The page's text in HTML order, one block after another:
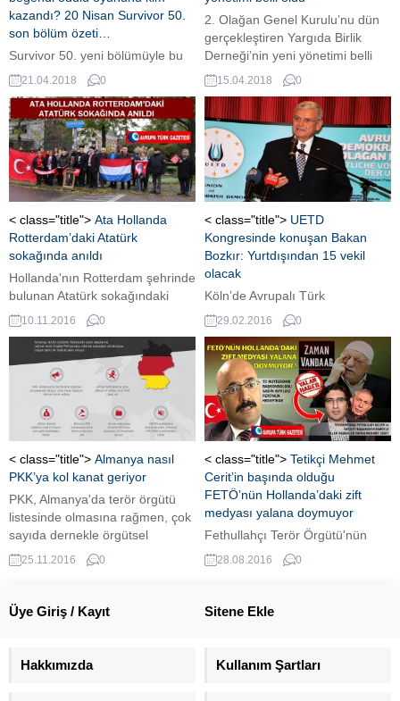
kazandı? 20 Nisan Survivor 50.
son bölüm özeti…
Survivor 50. yeni bölümüyle bu
akşam ekrana geldi. Gün
geçtikçe heyecanı daha da artan
Survivor’da yemek ödülü oyunu
oynandı. Yemek ödülü ise
hünkar beğendi. Peki, Survivor
ödül oyununu kim kazandı? İşte
20 Nisan Survivor 50. son bölüm
özeti… Survivor’da heyecan hız
kesmeden devam ediyor. Dünkü
bölümde yemek ödülünü
Ünlüler,...
21.04.2018 0
2. Olağan Genel Kurulu’nu dün
gerçekleştiren Yargıda Birlik
Derneği’nin yeni yönetimi belli
oldu 2. Olağan Genel Kurulu’nu
dün gerçekleştiren Yargıda Birlik
Derneği’nin yeni yönetimi belli
oldu. Derneğin birinci dönem
Başkanlığına Yargıtay Savcısı
Birol Kırmaz seçilirken, Adalet
Bakanlığı Müsteşar Yardımcısı
Musa Heybet ikinci dönem,
Antalya Bölge Adliye Mahkemesi
Başkanı Ali...
15.04.2018 0
< class="title"> Ata Hollanda
Rotterdam’daki Atatürk
sokağında anıldı
Hollanda'nın Rotterdam şehrinde
bulunan Atatürk sokağındaki
anmaya vatandaşlar katıldı.
10.11.2016 0
< class="title"> UETD
Kongresinde konuşan Bakan
Bozkır: Yurtdışından 15 vekil
olacak
Köln’de Avrupalı Türk
Demokratlar Birliği UETD’nin 5.
Olağan Kongre'sine katılan
Bakan Bozkır, yurt dışı seçim
bölgesinin oluşturulacağını ve
yurt dışından 15 milletvekilinin
Türkiye’ye gönderileceğini
belirtti.
29.02.2016 0
< class="title"> Almanya nasıl
PKK’ya kol kanat geriyor
PKK, Almanya'da terör örgütü
listesinde olmasına rağmen, çok
sayıda dernekle örgütsel
propaganda, zorla haraç
toplama ve eleman temini
sürdürüyor.
25.11.2016 0
< class="title"> Tetikçi Mehmet
Cerit’in başında olduğu
FETÖ’nün Hollanda’daki zift
medyası yalana doymuyor
Fethullahçı Terör Örgütü'nün
(FETÖ) medyasına artık 'zift
medyası' denmektedir. Nedeni
olmasıdır.
28.08.2016 0
Üye Giriş / Kayıt Sitene Ekle
Hakkımızda Kullanım Şartları